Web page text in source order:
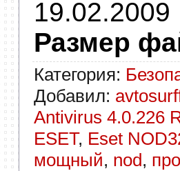
19.02.2009
Размер
Категория:
Добавил:
Antivirus 4.0.226
ESET, Eset
мощный, nod,